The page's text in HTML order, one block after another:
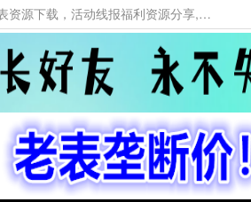
本网站提供资源工具下载，大老表资源工具，大表哥资源网软件工具，大老表资源下载，活动线报福利资源分享,活动线报，大型网游经典游戏，网络热门技术游戏辅助交流与分享。